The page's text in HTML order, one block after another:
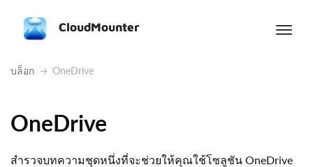
CloudMounter
บล็อก OneDrive
OneDrive
สำรวจบทความชุดหนึ่งที่จะช่วยให้คุณใช้โซลูชัน OneDrive